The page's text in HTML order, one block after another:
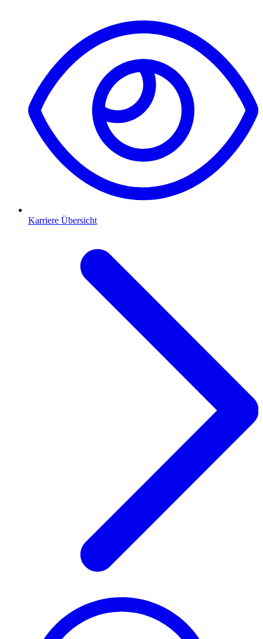
Karriere Übersicht